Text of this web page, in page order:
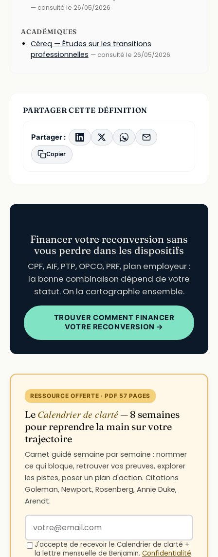
— consulté le 26/05/2026
ACADÉMIQUES
Céreq — Études sur les transitions
professionnelles — consulté le 26/05/2026
PARTAGER CETTE DÉFINITION
Partager :
Copier
Financer votre reconversion sans
vous perdre dans les dispositifs
CPF, AIF, PTP, OPCO, PRF, plan employeur :
la bonne combinaison dépend de votre
statut. On la cartographie ensemble.
TROUVER COMMENT FINANCER
VOTRE RECONVERSION →
RESSOURCE OFFERTE · PDF 57 PAGES
Le Calendrier de clarté— 8 semaines
pour reprendre la main sur votre
trajectoire
Carnet guidé semaine par semaine : nommer
ce qui bloque, retrouver vos preuves, explorer
les pistes, poser un plan d'action. Citations
Goleman, Newport, Rosenberg, Annie Duke,
Arendt.
Votre adresse email
J'accepte de recevoir le Calendrier de clarté +
la lettre mensuelle de Benjamin. Confidentialité.